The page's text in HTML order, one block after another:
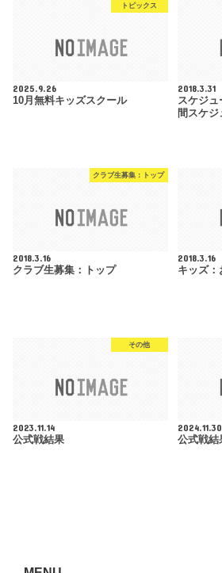
トピックス
2025.9.26
10月無料キッズスクール
2018.3.31
スケジ
間スケジ
クラブ生募集：トップ
2018.3.16
クラブ生募集：トップ
2018.3.16
キッズ：
その他
2023.11.14
公式戦結果
2024.11.30
公式戦結